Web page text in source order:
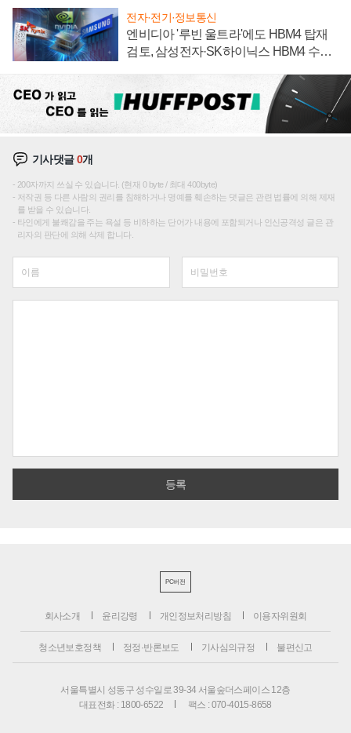
전자·전기·정보통신
엔비디아 '루빈 울트라'에도 HBM4 탑재
검토, 삼성전자·SK하이닉스 HBM4 수율
기사댓글0개
200자까지 쓰실 수 있습니다. (현재 0 byte / 최대 400byte)
저작권 등 다른 사람의 권리를 침해하거나 명예를 훼손하는 댓글은 관련 법률에 의해 제재
를 받을 수 있습니다.
타인에게 불쾌감을 주는 욕설 등 비하하는 단어가 내용에 포함되거나 인신공격성 글은 관
리자의 판단에 의해 삭제 합니다.
PC버전
회사소개 윤리강령 개인정보처리방침 이용자위원회
청소년보호정책 정정·반론보도 기사심의규정 불편신고
서울특별시 성동구 성수일로 39-34 서울숲더스페이스 12층
대표전화 : 1800-6522
팩스 : 070-4015-8658